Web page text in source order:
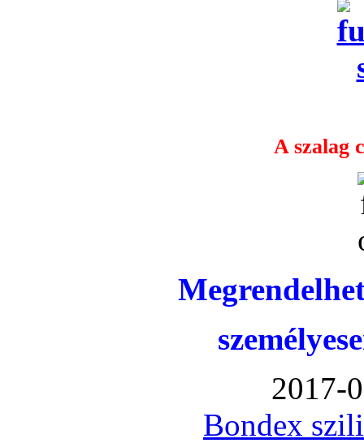
A szalag
2017-
Bondex